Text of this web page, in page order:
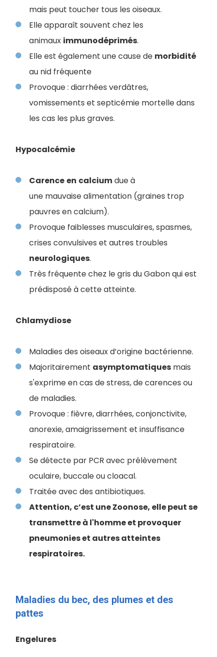
mais peut toucher tous les oiseaux.
Elle apparaît souvent chez les
animaux immunodéprimés.
Elle est également une cause de morbidité
au nid fréquente
Provoque : diarrhées verdâtres,
vomissements et septicémie mortelle dans
les cas les plus graves.
Hypocalcémie
Carence en calciumdue à
une mauvaise alimentation (graines trop
pauvres en calcium).
Provoque faiblesses musculaires, spasmes,
crises convulsives et autres troubles
neurologiques.
Très fréquente chez le gris du Gabon qui est
prédisposé à cette atteinte.
Chlamydiose
Maladies des oiseaux d’origine bactérienne.
Majoritairement asymptomatiques mais
s'exprime en cas de stress, de carences ou
de maladies.
Provoque : fièvre, diarrhées, conjonctivite,
anorexie, amaigrissement et insuffisance
respiratoire.
Se détecte par PCR avec prélèvement
oculaire, buccale ou cloacal.
Traitée avec des antibiotiques.
Attention, c’est une Zoonose, elle peut se
transmettre à l'homme et provoquer
pneumonies et autres atteintes
respiratoires.
Maladies du bec, des plumes et des
pattes
Engelures